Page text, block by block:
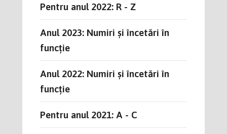
Pentru anul 2022: R - Z
Anul 2023: Numiri și încetări în
funcție
Anul 2022: Numiri și încetări în
funcție
Pentru anul 2021: A - C